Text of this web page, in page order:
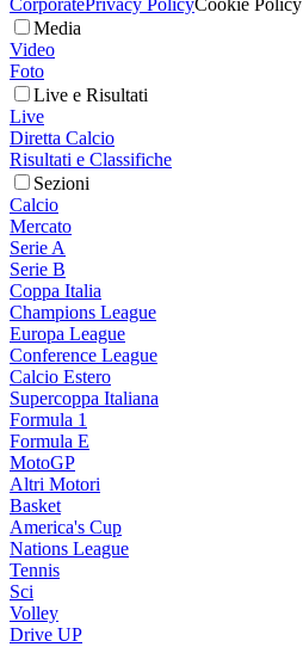
CorporatePrivacy PolicyCookie Policy
Media
Video
Foto
Live e Risultati
Live
Diretta Calcio
Risultati e Classifiche
Sezioni
Calcio
Mercato
Serie A
Serie B
Coppa Italia
Champions League
Europa League
Conference League
Calcio Estero
Supercoppa Italiana
Formula 1
Formula E
MotoGP
Altri Motori
Basket
America's Cup
Nations League
Tennis
Sci
Volley
Drive UP